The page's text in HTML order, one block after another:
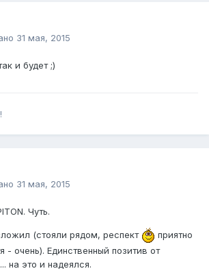
31 мая, 2015
и будет ;)
31 мая, 2015
Чуть.
(стояли рядом, респект
приятно
- очень). Единственный позитив от
на это и надеялся.